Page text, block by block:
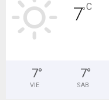
7°C
7°
VIE
7°
SAB